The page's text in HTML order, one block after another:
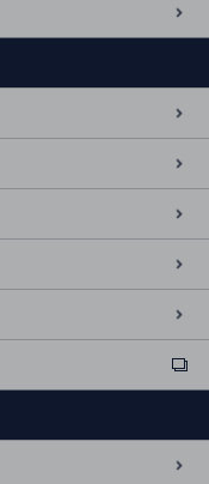
ext
e
n
al